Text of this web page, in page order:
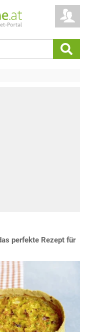
perfekte Rezept für